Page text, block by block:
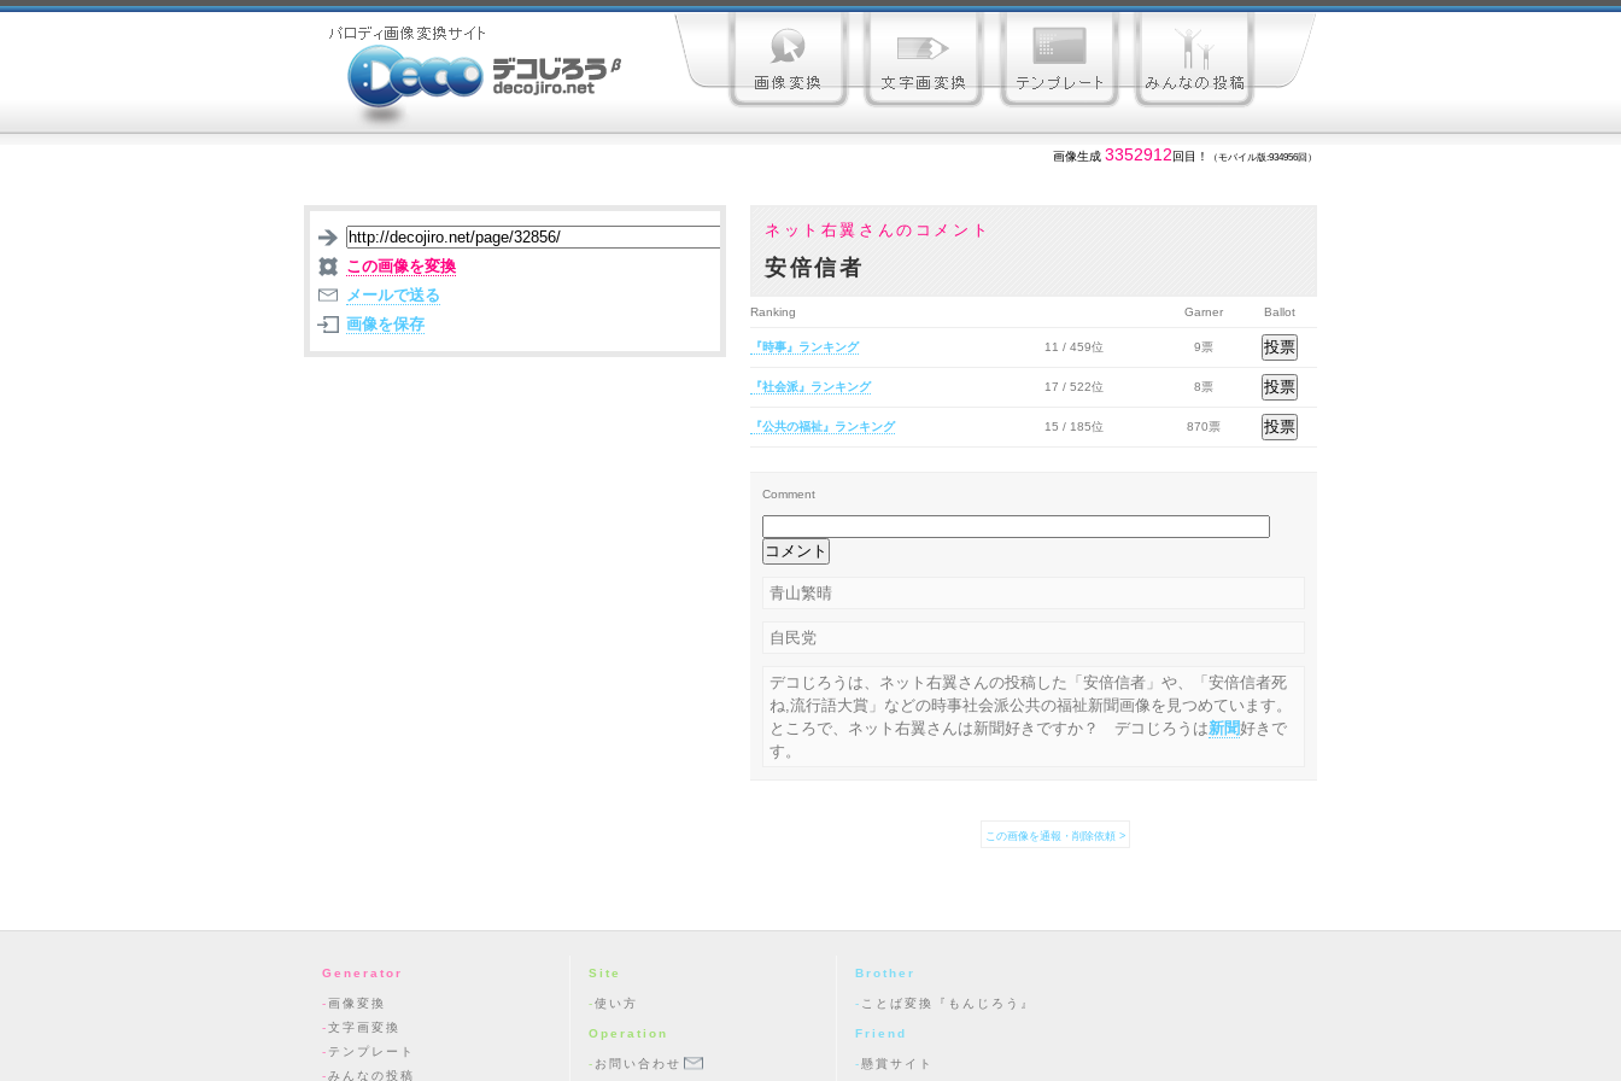
画像生成 3352912 回目！ （モバイル版:934956回）
ネット右翼さんのコメント
安倍信者
この画像を変換
メールで送る
画像を保存
Ranking Garner Ballot
『時事』ランキング 11 / 459位 9票
『社会派』ランキング 17 / 522位 8票
『公共の福祉』ランキング 15 / 185位 870票
Comment
青山繁晴
自民党
デコじろうは、ネット右翼さんの投稿した「安倍信者」や、「安倍信者死
ね,流行語大賞」などの時事社会派公共の福祉新聞画像を見つめています。
ところで、ネット右翼さんは新聞好きですか？ デコじろうは新聞好きで
す。
この画像を通報・削除依頼 >
Generator
画像変換
文字画変換
テンプレート
みんなの投稿
Site
使い方
Operation
お問い合わせ
Brother
ことば変換『もんじろう』
Friend
懸賞サイト